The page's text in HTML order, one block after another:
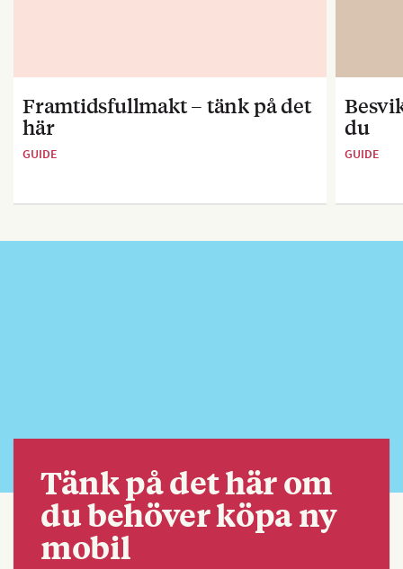
Framtidsfullmakt – tänk på det
här
GUIDE
du
GUIDE
Tänk på det här om
du behöver köpa ny
mobil